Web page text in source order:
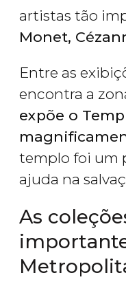
artistas tão
Monet,
Entre as
encontra a
expõe o
templo foi um
ajuda na
As